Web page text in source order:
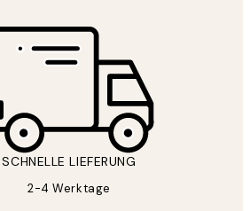
SCHNELLE LIEFERUNG
2-4 Werktage